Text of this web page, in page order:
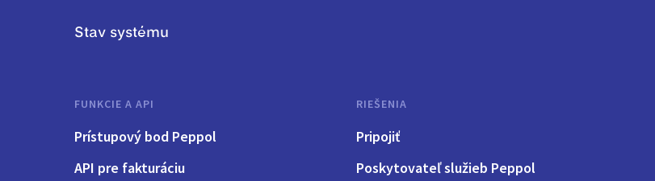
Stav systému
FUNKCIE A API
Prístupový bod Peppol
API pre fakturáciu
RIEŠENIA
Pripojiť
Poskytovateľ služieb Peppol